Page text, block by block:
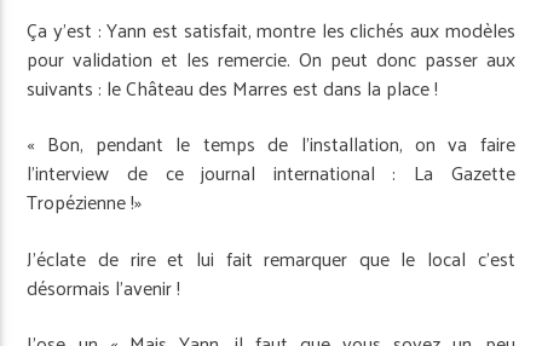
Ça y’est : Yann est satisfait, montre les clichés aux modèles
pour validation et les remercie. On peut donc passer aux
suivants : le Château des Marres est dans la place !
« Bon, pendant le temps de l’installation, on va faire
l’interview de ce journal international : La Gazette
Tropézienne !»
J’éclate de rire et lui fait remarquer que le local c’est
désormais l’avenir !